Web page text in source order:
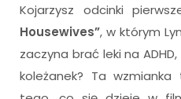
Kojarzysz odcinki
Housewives”, w którym
zaczyna brać leki na
koleżanek? Ta